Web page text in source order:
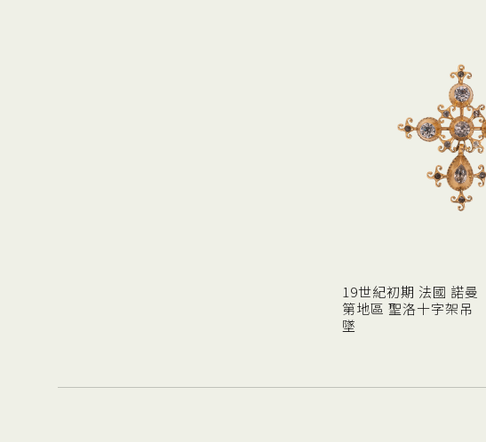
19世紀初期 法國 諾曼
第地區 聖洛十字架吊
墜